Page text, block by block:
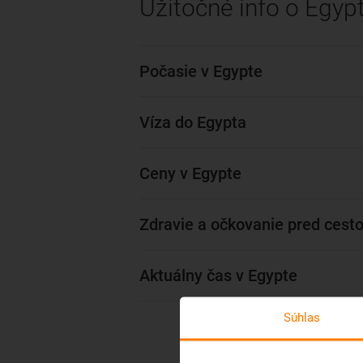
Užitočné info o
Počasie v Egypte
Víza do Egypta
Ceny v Egypte
Zdravie a očkovanie pred
Aktuálny čas v Egypte
Súhlas